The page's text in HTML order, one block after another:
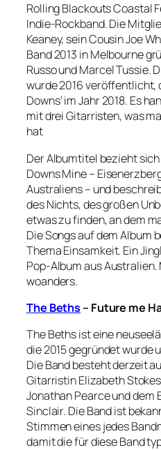
Rolling Blackouts Coastal
Indie-Rockband. Die
Keaney, sein Cousin Joe
Band 2013 in Melbourne
Russo und Marcel Tussie.
wurde 2016 veröffentlicht,
Downs‘ im Jahr 2018. Es
mit drei Gitarristen, was
hat
Der Albumtitel bezieht
Downs Mine –
Australiens – und
des Nichts, des großen
etwas zu finden, an dem
Die Songs auf dem Album
Thema Einsamkeit. Ein
Pop-Album aus Australien.
woanders.
The Beths– Future me
The Beths ist eine
die 2015 gegründet wurde
Die Band besteht derzeit
Gitarristin Elizabeth
Jonathan Pearce und dem
Sinclair. Die Band ist
Stimmen eines jedes
damit die für diese Band